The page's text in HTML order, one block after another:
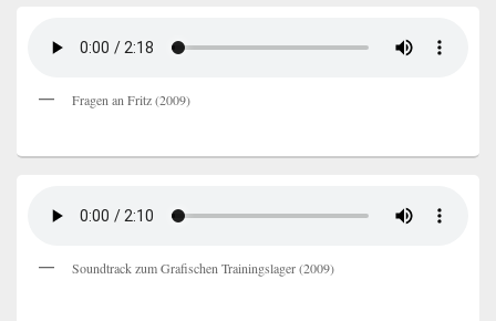
Fragen an Fritz (2009)
Soundtrack zum Grafischen Trainingslager (2009)